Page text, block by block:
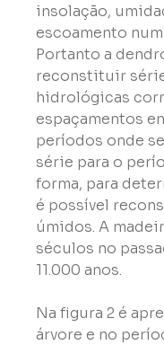
insolação,
escoamento
Portanto a
reconstituir
hidrológicas
espaçamentos
períodos onde
série para o
forma, para
é possível
úmidos. A
séculos no
11.000 anos.
Na figura 2 é
árvore e no